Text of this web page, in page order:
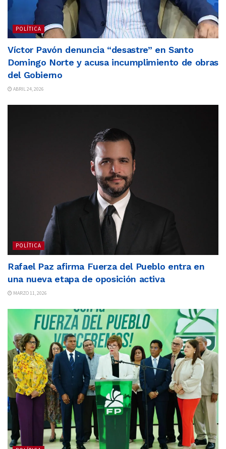
POLÍTICA
Víctor Pavón denuncia “desastre” en Santo
Domingo Norte y acusa incumplimiento de obras
del Gobierno
ABRIL 24, 2026
POLÍTICA
Rafael Paz afirma Fuerza del Pueblo entra en
una nueva etapa de oposición activa
MARZO 11, 2026